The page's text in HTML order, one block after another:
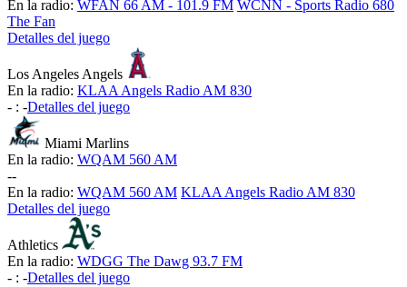
En la radio: WFAN 66 AM - 101.9 FM WCNN - Sports Radio 680
The Fan
Detalles del juego
Los Angeles Angels
En la radio: KLAA Angels Radio AM 830
- : -Detalles del juego
Miami Marlins
En la radio: WQAM 560 AM
--
En la radio: WQAM 560 AM KLAA Angels Radio AM 830
Detalles del juego
Athletics
En la radio: WDGG The Dawg 93.7 FM
- : -Detalles del juego